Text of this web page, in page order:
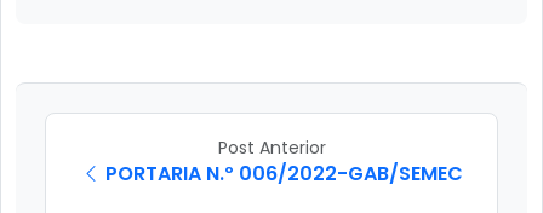
Post Anterior
PORTARIA N.º 006/2022-GAB/SEMEC